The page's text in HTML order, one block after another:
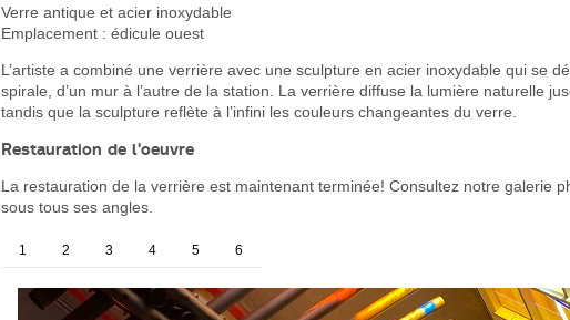
Verre antique et acier inoxydable
Emplacement : édicule ouest
L’artiste a combiné une verrière avec une sculpture en acier inoxydable qui se
spirale, d’un mur à l’autre de la station. La verrière diffuse la lumière naturelle
tandis que la sculpture reflète à l’infini les couleurs changeantes du verre.
Restauration de l'oeuvre
La restauration de la verrière est maintenant terminée! Consultez notre galerie
sous tous ses angles.
1 2 3 4 5 6